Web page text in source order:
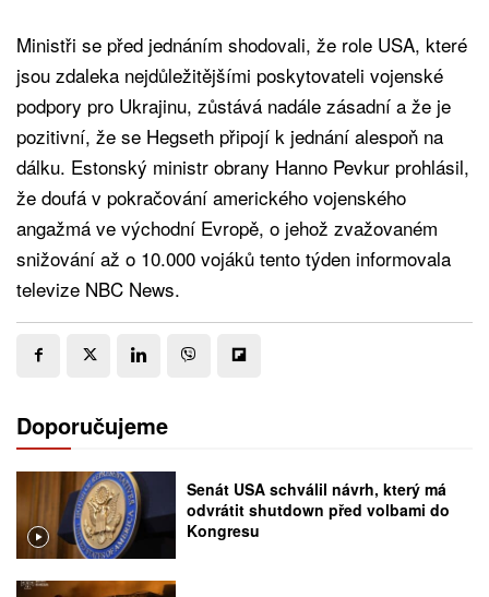
Ministři se před jednáním shodovali, že role USA, které
jsou zdaleka nejdůležitějšími poskytovateli vojenské
podpory pro Ukrajinu, zůstává nadále zásadní a že je
pozitivní, že se Hegseth připojí k jednání alespoň na
dálku. Estonský ministr obrany Hanno Pevkur prohlásil,
že doufá v pokračování amerického vojenského
angažmá ve východní Evropě, o jehož zvažovaném
snižování až o 10.000 vojáků tento týden informovala
televize NBC News.
Doporučujeme
Senát USA schválil návrh, který má
odvrátit shutdown před volbami do
Kongresu